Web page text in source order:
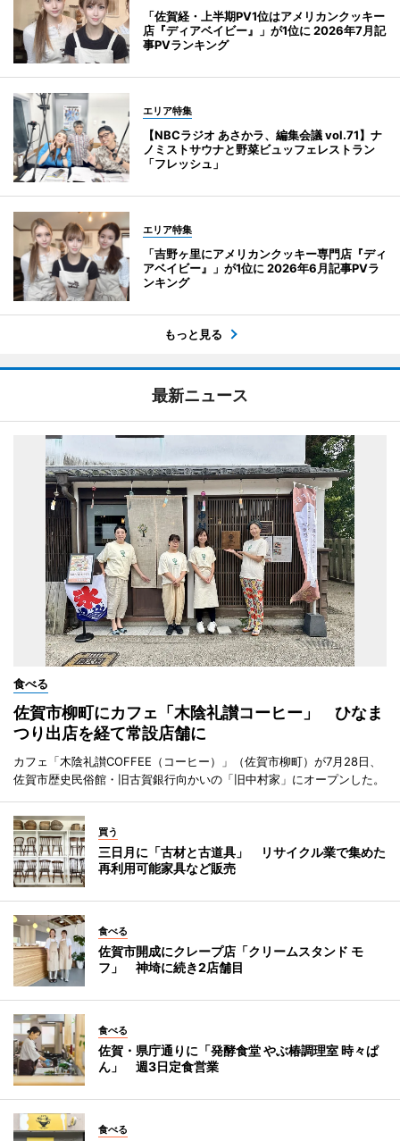
「佐賀経・上半期PV1位はアメリカンクッキー
店『ディアベイビー』」が1位に 2026年7月記
事PVランキング
エリア特集
【NBCラジオ あさかラ、編集会議 vol.71】ナ
ノミストサウナと野菜ビュッフェレストラン
「フレッシュ」
エリア特集
「吉野ヶ里にアメリカンクッキー専門店『ディ
アベイビー』」が1位に 2026年6月記事PVラ
ンキング
もっと見る
最新ニュース
食べる
佐賀市柳町にカフェ「木陰礼讃コーヒー」 ひなま
つり出店を経て常設店舗に
カフェ「木陰礼讃COFFEE（コーヒー）」（佐賀市柳町）が7月28日、
佐賀市歴史民俗館・旧古賀銀行向かいの「旧中村家」にオープンした。
買う
三日月に「古材と古道具」 リサイクル業で集めた
再利用可能家具など販売
食べる
佐賀市開成にクレープ店「クリームスタンド モ
フ」 神埼に続き2店舗目
食べる
佐賀・県庁通りに「発酵食堂 やぶ椿調理室 時々ぱ
ん」 週3日定食営業
食べる